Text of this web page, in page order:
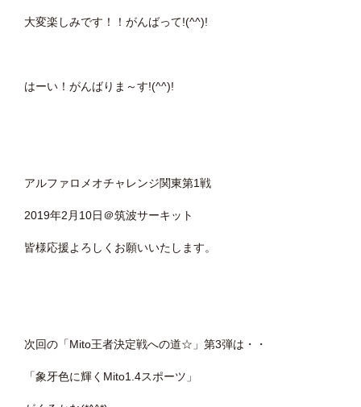
大変楽しみです！！がんばって!(^^)!
はーい！がんばりま～す!(^^)!
アルファロメオチャレンジ関東第1戦
2019年2月10日＠筑波サーキット
皆様応援よろしくお願いいたします。
次回の「Mito王者決定戦への道☆」第3弾は・・
「象牙色に輝くMito1.4スポーツ」